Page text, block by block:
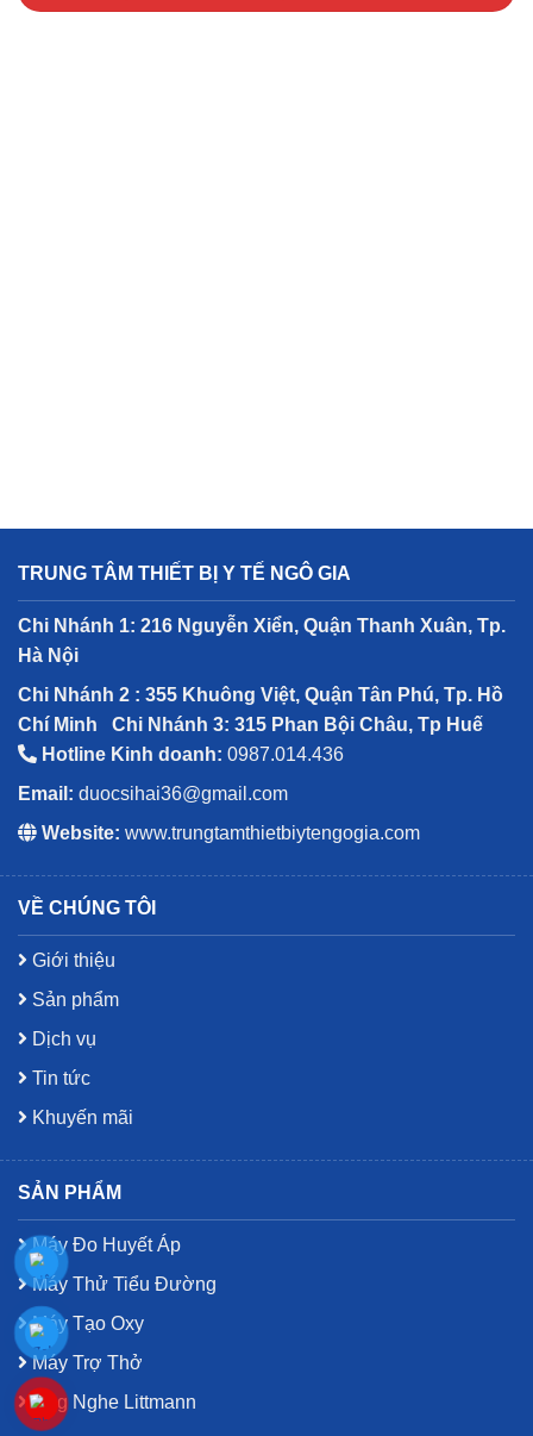
TRUNG TÂM THIẾT BỊ Y TẾ NGÔ GIA
Chi Nhánh 1: 216 Nguyễn Xiển, Quận Thanh Xuân, Tp.
Hà Nội
Chi Nhánh 2 : 355 Khuông Việt, Quận Tân Phú, Tp. Hồ
Chí Minh
Chi Nhánh 3: 315 Phan Bội Châu, Tp Huế
Hotline Kinh doanh: 0987.014.436
Email: duocsihai36@gmail.com
Website: www.trungtamthietbiytengogia.com
VỀ CHÚNG TÔI
Giới thiệu
Sản phẩm
Dịch vụ
Tin tức
Khuyến mãi
SẢN PHẨM
Máy Đo Huyết Áp
Máy Thử Tiểu Đường
Máy Tạo Oxy
Máy Trợ Thở
Ống Nghe Littmann